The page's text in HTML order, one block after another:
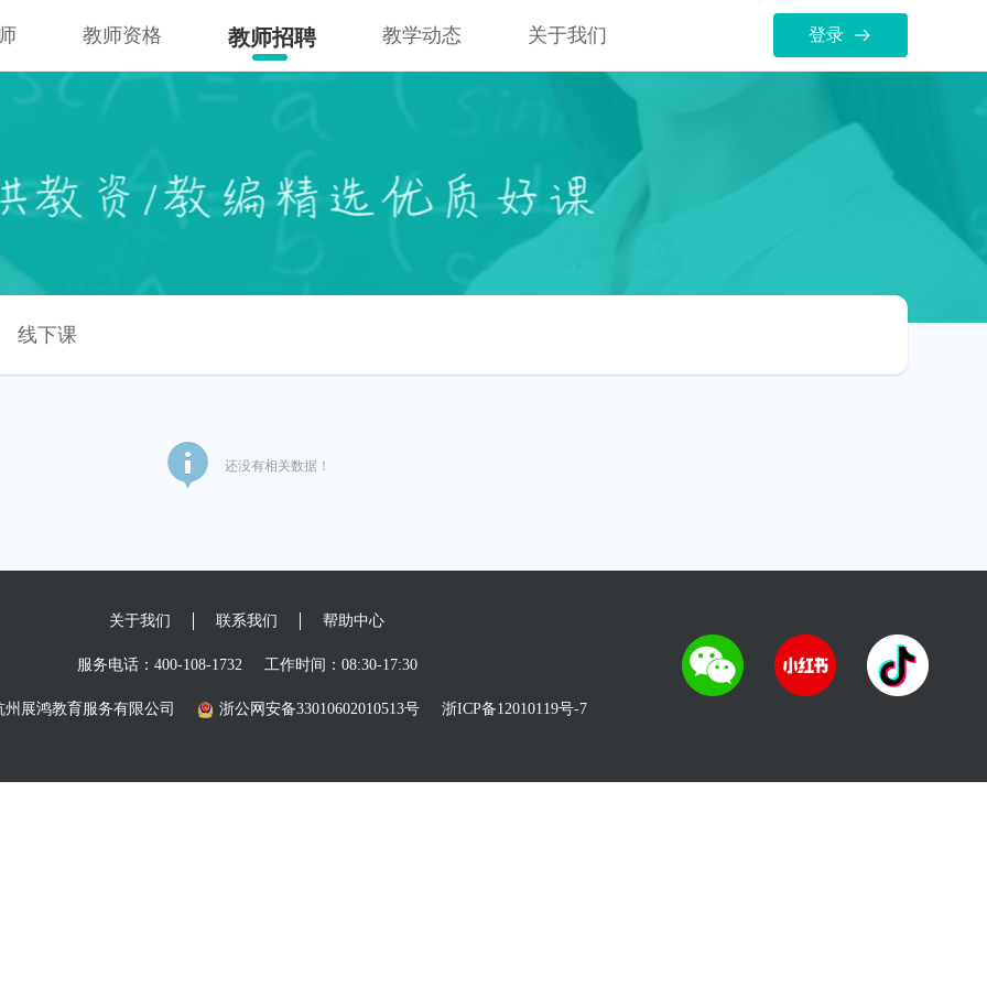
教师资格 教师招聘 教学动态 关于我们 登录
线下课
还没有相关数据！
关于我们 联系我们 帮助中心
服务电话：400-108-1732 工作时间：08:30-17:30
州展鸿教育服务有限公司 浙公网安备33010602010513号 浙ICP备12010119号-7